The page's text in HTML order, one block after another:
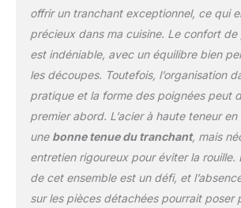
toutes les
ensemble de
en acier à
couteaux de
coupe -
couteaux de
style
de couteaux
ciseaux de
à aiguiser,
huile, Mini
offrir un tranchant exceptionnel, ce qui
précieux dans ma cuisine. Le confort de
est indéniable, avec un équilibre bien
les découpes. Toutefois, l’organisation
pratique et la forme des poignées peut
premier abord. L’acier à haute teneur
une bonne tenue du tranchant, mais
entretien rigoureux pour éviter la rouille.
de cet ensemble est un défi, et
sur les pièces détachées pourrait poser